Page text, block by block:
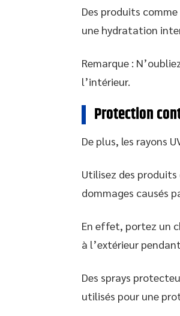
Des produits
une hydratation
Remarque :
l’intérieur.
Protection
De plus, les rayons
Utilisez des
dommages causés
En effet, portez un
à l’extérieur
Des sprays
utilisés pour une